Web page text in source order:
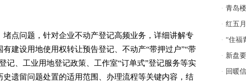
点问题，针对企业不动产登记高频业务，详细讲解专
建设用地使用权转让预告登记、不动产“带押过户”“带
记、工业用地登记政策、工作室“订单式”登记服务等实
遗留问题处置的适用范围、办理流程等关键内容，结
· 青岛
· 红五
· “住福
五月
· 新盘
了
· 回暖